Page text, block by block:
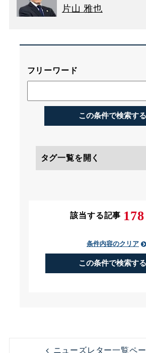
片山 雅也
フリーワード
この条件で検索する
タグ一覧を開く
PIP（Performance
Plan）
コンプライアンス
該当する記事 178
条件内容のクリア
この条件で検索する
ニューズレター一覧ペ